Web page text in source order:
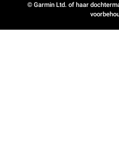
© Garmin Ltd. of haar